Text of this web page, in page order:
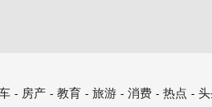
- 房产 - 教育 - 旅游 - 消费 - 热点 -